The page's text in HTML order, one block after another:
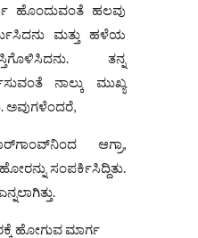
ಹೊಂದುವಂತೆ ಹಲವು
ಮತ್ತು ಹಳೆಯ
ತನ್ನ
ನಾಲ್ಕು ಮುಖ್ಯ
ಅವುಗಳೆಂದರೆ,
ಆಗ್ರಾ,
ಸಂಪರ್ಕಿಸಿದ್ದಿತು.
ಹೋಗುವ ಮಾರ್ಗ